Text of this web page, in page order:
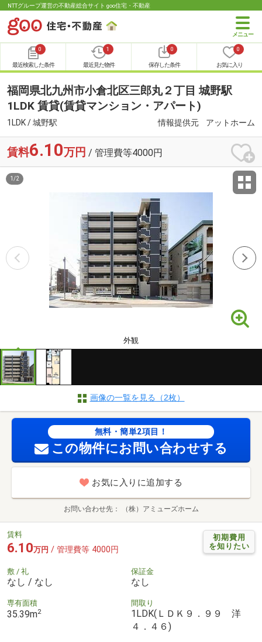
NTTグループ運営の不動産総合サイト goo住宅・不動産
0
最近検索した条件
1
最近見た物件
0
保存した条件
0
お気に入り
福岡県北九州市小倉北区三郎丸２丁目 城野駅
1LDK 賃貸(賃貸マンション・アパート)
1LDK / 城野駅 情報提供元 アットホーム
賃料6.10万円 / 管理費等4000円
外観
1 /2
画像の一覧を見る（2枚）
無料・簡単2項目！
この物件にお問い合わせする
お気に入りに追加する
お問い合わせ先 （株）アミューズホーム
初期費用
を知りたい
賃料
6.10万円 / 管理費等 4000円
敷 / 礼
なし / なし
保証金
なし
専有面積
35.39m2
間取り
1LDK(ＬＤＫ９．９９ 洋
４．４６)